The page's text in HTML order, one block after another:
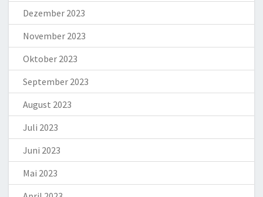
Dezember 2023
November 2023
Oktober 2023
September 2023
August 2023
Juli 2023
Juni 2023
Mai 2023